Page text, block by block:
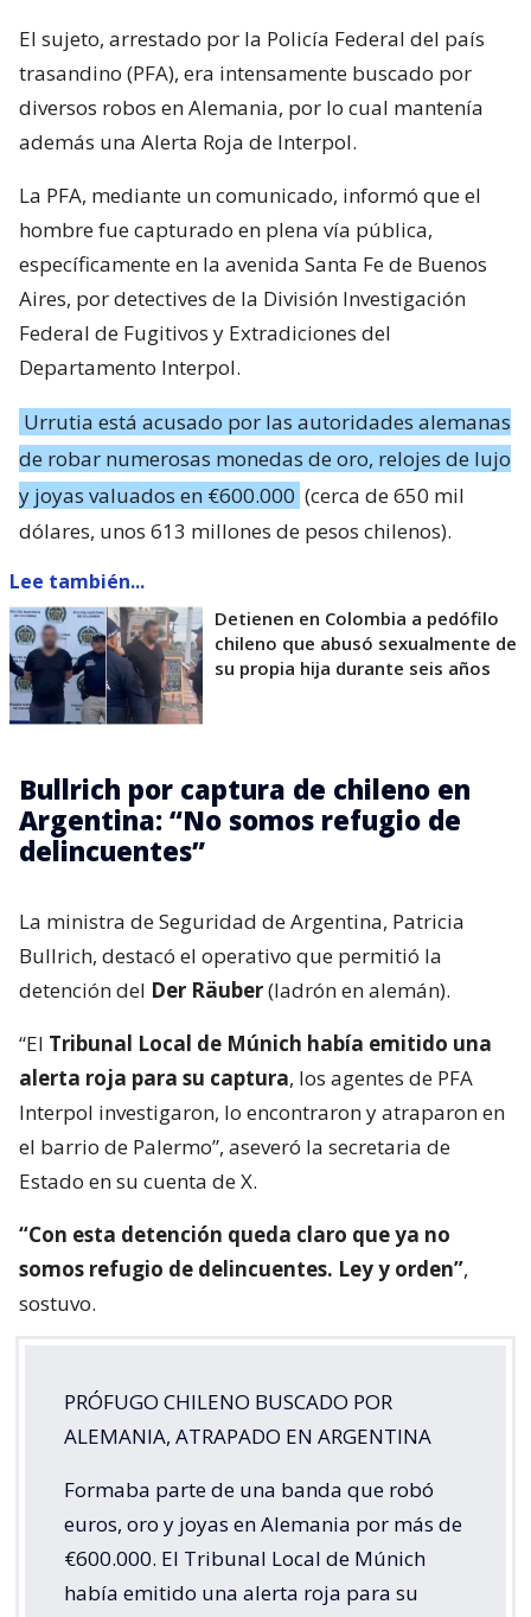
El sujeto, arrestado por la Policía Federal del país
trasandino (PFA), era intensamente buscado por
diversos robos en Alemania, por lo cual mantenía
además una Alerta Roja de Interpol.
La PFA, mediante un comunicado, informó que el
hombre fue capturado en plena vía pública,
específicamente en la avenida Santa Fe de Buenos
Aires, por detectives de la División Investigación
Federal de Fugitivos y Extradiciones del
Departamento Interpol.
Urrutia está acusado por las autoridades alemanas
de robar numerosas monedas de oro, relojes de lujo
y joyas valuados en €600.000 (cerca de 650 mil
dólares, unos 613 millones de pesos chilenos).
Lee también...
Detienen en Colombia a pedófilo
chileno que abusó sexualmente de
su propia hija durante seis años
Bullrich por captura de chileno en
Argentina: “No somos refugio de
delincuentes”
La ministra de Seguridad de Argentina, Patricia
Bullrich, destacó el operativo que permitió la
detención del Der Räuber(ladrón en alemán).
“El Tribunal Local de Múnich había emitido una
alerta roja para su captura, los agentes de PFA
Interpol investigaron, lo encontraron y atraparon en
el barrio de Palermo”, aseveró la secretaria de
Estado en su cuenta de X.
“Con esta detención queda claro que ya no
somos refugio de delincuentes. Ley y orden”,
sostuvo.
PRÓFUGO CHILENO BUSCADO POR
ALEMANIA, ATRAPADO EN ARGENTINA
Formaba parte de una banda que robó
euros, oro y joyas en Alemania por más de
€600.000. El Tribunal Local de Múnich
había emitido una alerta roja para su